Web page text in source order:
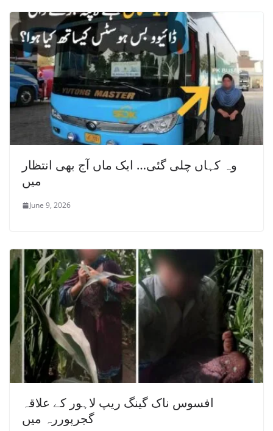
وہ کہاں چلی گئی… ایک ماں آج بھی انتظار
میں
June 9, 2026
افسوس ناک گینگ ریپ لاہور کے علاقہ
گجرپوررہ میں